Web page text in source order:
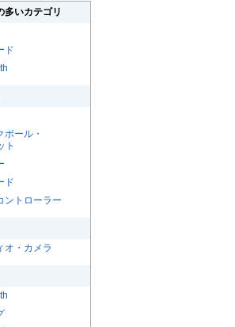
多いカテゴリ
ド
ボール・
ト
ド
ントローラー
オ・カメラ